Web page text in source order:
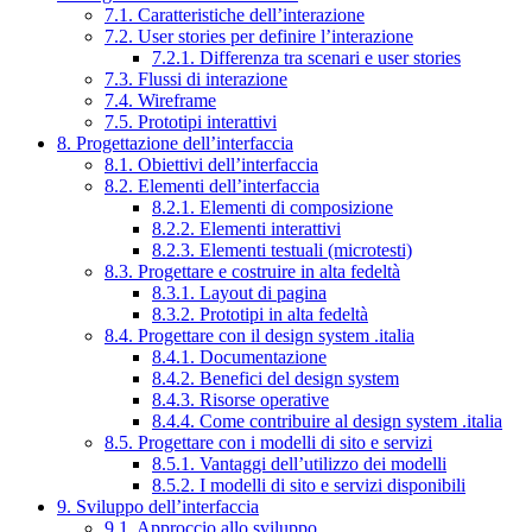
7.1. Caratteristiche dell’interazione
7.2. User stories per definire l’interazione
7.2.1. Differenza tra scenari e user stories
7.3. Flussi di interazione
7.4. Wireframe
7.5. Prototipi interattivi
8. Progettazione dell’interfaccia
8.1. Obiettivi dell’interfaccia
8.2. Elementi dell’interfaccia
8.2.1. Elementi di composizione
8.2.2. Elementi interattivi
8.2.3. Elementi testuali (microtesti)
8.3. Progettare e costruire in alta fedeltà
8.3.1. Layout di pagina
8.3.2. Prototipi in alta fedeltà
8.4. Progettare con il design system .italia
8.4.1. Documentazione
8.4.2. Benefici del design system
8.4.3. Risorse operative
8.4.4. Come contribuire al design system .italia
8.5. Progettare con i modelli di sito e servizi
8.5.1. Vantaggi dell’utilizzo dei modelli
8.5.2. I modelli di sito e servizi disponibili
9. Sviluppo dell’interfaccia
9.1. Approccio allo sviluppo